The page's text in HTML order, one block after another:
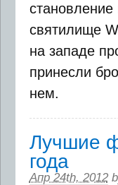
становление
святилище
на западе
принесли
нем.
Лучшие
года
Апр 24th, 2012